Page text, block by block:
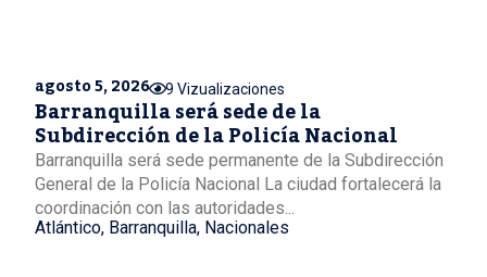
agosto 5, 2026 9 Vizualizaciones
Barranquilla será sede de la
Subdirección de la Policía Nacional
Barranquilla será sede permanente de la Subdirección
General de la Policía Nacional La ciudad fortalecerá la
coordinación con las autoridades...
Atlántico, Barranquilla, Nacionales